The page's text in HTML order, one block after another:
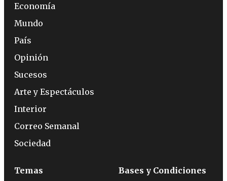
Economía
Mundo
País
Opinión
Sucesos
Arte y Espectáculos
Interior
Correo Semanal
Sociedad
Temas Bases y Condiciones